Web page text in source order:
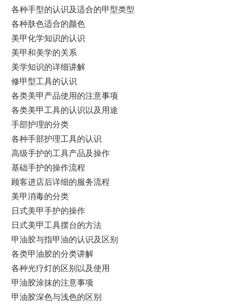
各种手型的认识及适合的甲型类型
各种肤色适合的颜色
美甲化学知识的认识
美甲和美学的关系
美学知识的详细讲解
修甲型工具的认识
各类美甲产品使用的注意事项
各类美甲工具的认识以及用途
手部护理的分类
各种手部护理工具的认识
高级手护的工具产品及操作
基础手护的操作流程
顾客进店后详细的服务流程
美甲消毒的分类
日式美甲手护的操作
日式美甲工具摆台的方法
甲油胶与指甲油的认识及区别
各类甲油胶的分类讲解
各种光疗灯的区别以及使用
甲油胶涂抹的注意事项
甲油胶深色与浅色的区别